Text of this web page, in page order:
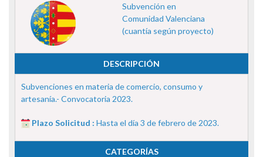
Subvención en
Comunidad Valenciana
(cuantía según proyecto)
DESCRIPCIÓN
Subvenciones en materia de comercio, consumo y
artesanía.- Convocatoria 2023.
Plazo Solicitud : Hasta el día 3 de febrero de 2023.
CATEGORÍAS